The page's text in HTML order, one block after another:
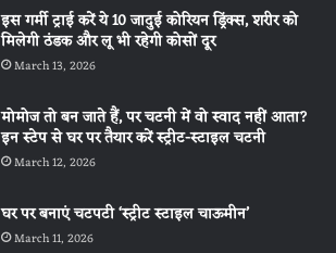
इस गर्मी ट्राई करें ये 10 जादुई कोरियन ड्रिंक्स, शरीर को
मिलेगी ठंडक और लू भी रहेगी कोसों दूर
March 13, 2026
मोमोज तो बन जाते हैं, पर चटनी में वो स्वाद नहीं आता?
इन स्टेप से घर पर तैयार करें स्ट्रीट-स्टाइल चटनी
March 12, 2026
घर पर बनाएं चटपटी ‘स्ट्रीट स्टाइल चाऊमीन’
March 11, 2026